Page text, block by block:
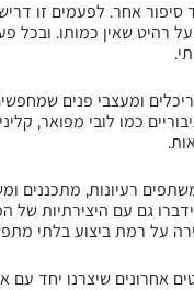
אחר. לפעמים זו
רהיט שאין כמותו. ובכל
ומעצבי פנים
כמו לובי מפואר,
משתפים רעיונות,
גם עם היצירתיות של
על רמת ביצוע בלתי
אחרונים שיצרנו יחד עם